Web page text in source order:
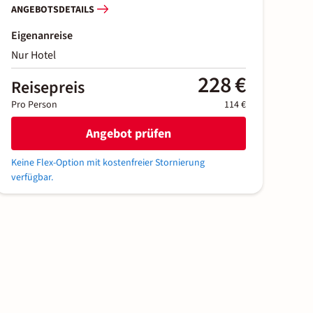
ANGEBOTSDETAILS
Eigenanreise
Nur Hotel
Reisepreis 228 €
Pro Person 114 €
Angebot prüfen
Keine Flex-Option mit kostenfreier Stornierung
verfügbar.